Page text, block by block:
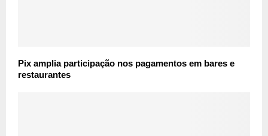
Pix amplia participação nos pagamentos em bares e
restaurantes